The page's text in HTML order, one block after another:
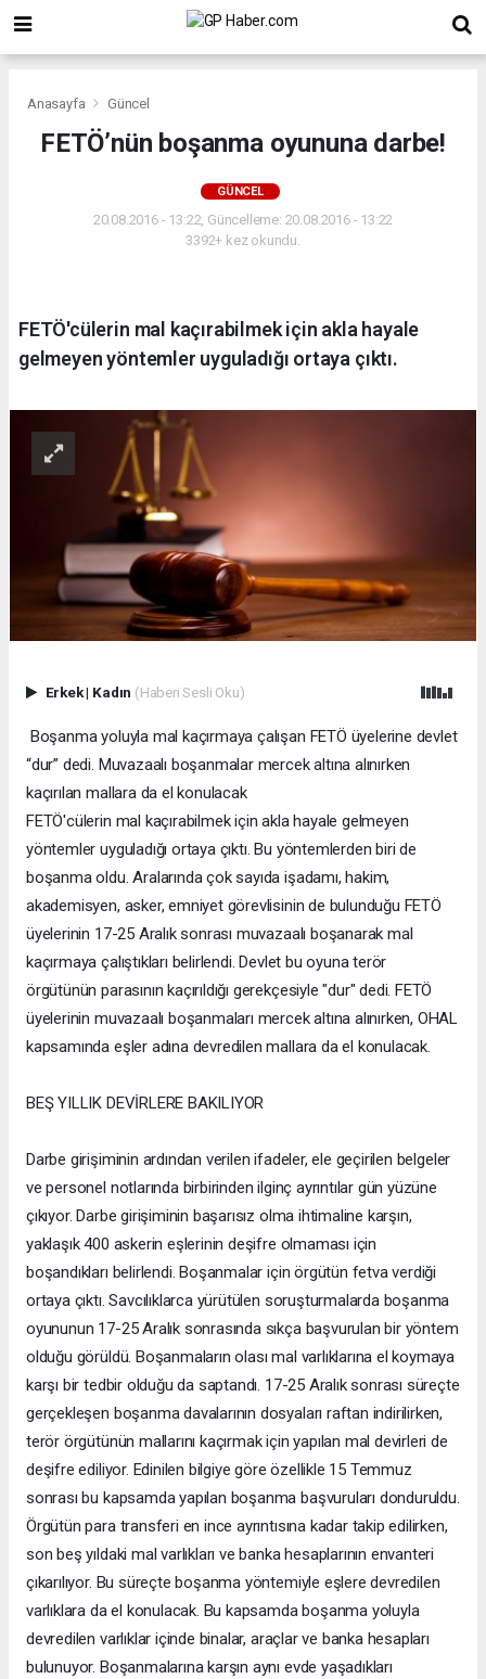
Anasayfa Güncel
FETÖ’nün boşanma oyununa darbe!
GÜNCEL
20.08.2016 - 13:22, Güncelleme: 20.08.2016 - 13:22
3392+ kez okundu.
FETÖ'cülerin mal kaçırabilmek için akla hayale
gelmeyen yöntemler uyguladığı ortaya çıktı.
Erkek| Kadın (Haberi Sesli Oku)
Boşanma yoluyla mal kaçırmaya çalışan FETÖ üyelerine devlet
“dur” dedi. Muvazaalı boşanmalar mercek altına alınırken
kaçırılan mallara da el konulacak
FETÖ'cülerin mal kaçırabilmek için akla hayale gelmeyen
yöntemler uyguladığı ortaya çıktı. Bu yöntemlerden biri de
boşanma oldu. Aralarında çok sayıda işadamı, hakim,
akademisyen, asker, emniyet görevlisinin de bulunduğu FETÖ
üyelerinin 17-25 Aralık sonrası muvazaalı boşanarak mal
kaçırmaya çalıştıkları belirlendi. Devlet bu oyuna terör
örgütünün parasının kaçırıldığı gerekçesiyle "dur" dedi. FETÖ
üyelerinin muvazaalı boşanmaları mercek altına alınırken, OHAL
kapsamında eşler adına devredilen mallara da el konulacak.
BEŞ YILLIK DEVİRLERE BAKILIYOR
Darbe girişiminin ardından verilen ifadeler, ele geçirilen belgeler
ve personel notlarında birbirinden ilginç ayrıntılar gün yüzüne
çıkıyor. Darbe girişiminin başarısız olma ihtimaline karşın,
yaklaşık 400 askerin eşlerinin deşifre olmaması için
boşandıkları belirlendi. Boşanmalar için örgütün fetva verdiği
ortaya çıktı. Savcılıklarca yürütülen soruşturmalarda boşanma
oyununun 17-25 Aralık sonrasında sıkça başvurulan bir yöntem
olduğu görüldü. Boşanmaların olası mal varlıklarına el koymaya
karşı bir tedbir olduğu da saptandı. 17-25 Aralık sonrası süreçte
gerçekleşen boşanma davalarının dosyaları raftan indirilirken,
terör örgütünün mallarını kaçırmak için yapılan mal devirleri de
deşifre ediliyor. Edinilen bilgiye göre özellikle 15 Temmuz
sonrası bu kapsamda yapılan boşanma başvuruları donduruldu.
Örgütün para transferi en ince ayrıntısına kadar takip edilirken,
son beş yıldaki mal varlıkları ve banka hesaplarının envanteri
çıkarılıyor. Bu süreçte boşanma yöntemiyle eşlere devredilen
varlıklara da el konulacak. Bu kapsamda boşanma yoluyla
devredilen varlıklar içinde binalar, araçlar ve banka hesapları
bulunuyor. Boşanmalarına karşın aynı evde yaşadıkları